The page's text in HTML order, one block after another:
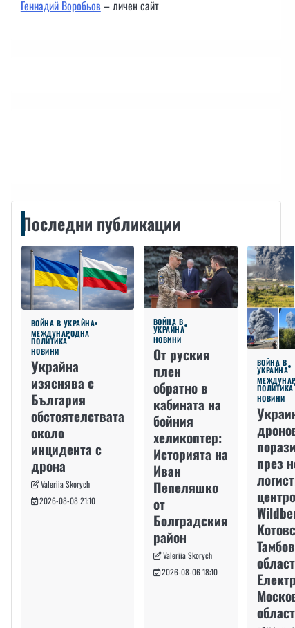
Геннадий Воробьов– личен сайт
Последни публикации
ВОЙНА В УКРАЙНА
МЕЖДУНАРОДНА
ПОЛИТИКА
НОВИНИ
Украйна
изяснява с
България
обстоятелствата
около
инцидента с
дрона
Valeriia Skorych
2026-08-08 21:10
ВОЙНА В
УКРАЙНА
НОВИНИ
От руския
плен
обратно в
кабината на
бойния
хеликоптер:
Историята на
Иван
Пепеляшко
от
Болградския
район
Valeriia Skorych
2026-08-06 18:10
ВОЙНА В
УКРАЙНА
ПОЛИТИКА
НОВИНИ
през
област